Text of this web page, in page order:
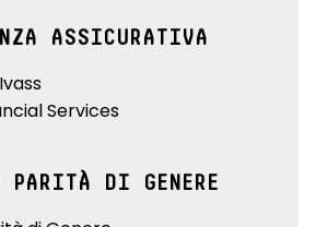
ASSICURATIVA
Services
PARITÀ DI GENERE